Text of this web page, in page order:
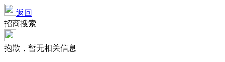
返回
招商搜索
抱歉，暂无相关信息